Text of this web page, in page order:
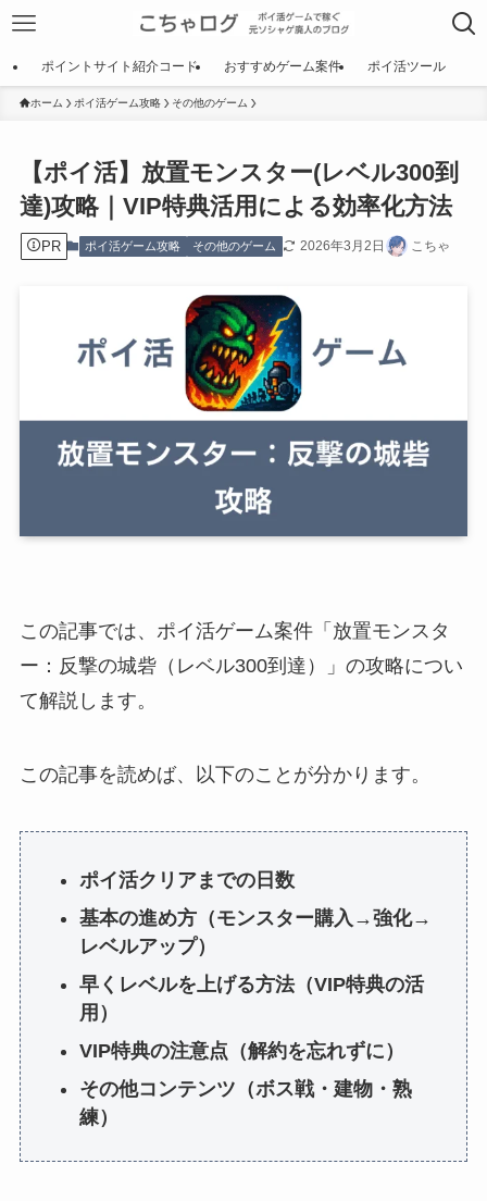
ポイントサイト紹介コード おすすめゲーム案件 ポイ活ツール
ホーム ポイ活ゲーム攻略 その他のゲーム
【ポイ活】放置モンスター(レベル300到
達)攻略｜VIP特典活用による効率化方法
PR ポイ活ゲーム攻略 その他のゲーム 2026年3月2日 こちゃ
この記事では、ポイ活ゲーム案件「放置モンスタ
ー：反撃の城砦（レベル300到達）」の攻略につい
て解説します。
この記事を読めば、以下のことが分かります。
ポイ活クリアまでの日数
基本の進め方（モンスター購入→強化→
レベルアップ）
早くレベルを上げる方法（VIP特典の活
用）
VIP特典の注意点（解約を忘れずに）
その他コンテンツ（ボス戦・建物・熟
練）